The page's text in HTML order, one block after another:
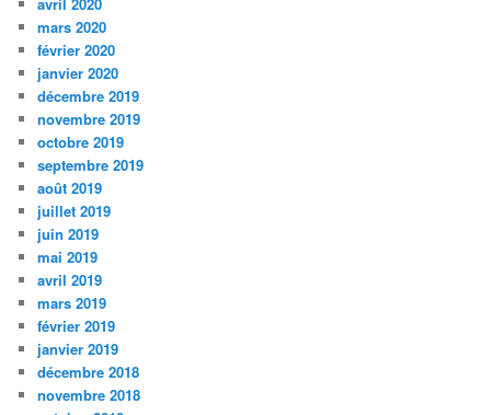
mars 2020
février 2020
janvier 2020
décembre 2019
novembre 2019
octobre 2019
septembre 2019
août 2019
juillet 2019
juin 2019
mai 2019
avril 2019
mars 2019
février 2019
janvier 2019
décembre 2018
novembre 2018